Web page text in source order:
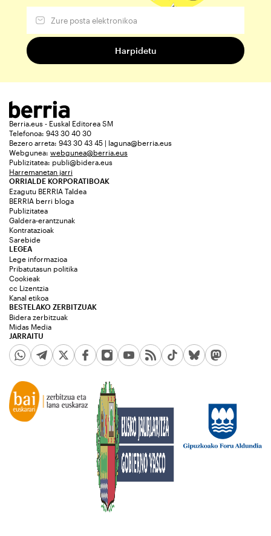
Berria.eus - Euskal Editorea SM
Telefonoa: 943 30 40 30
Bezero arreta: 943 30 43 45 | laguna@berria.eus
Webgunea: webgunea@berria.eus
Publizitatea: publi@bidera.eus
Harremanetan jarri
ORRIALDE KORPORATIBOAK
Ezagutu BERRIA Taldea
BERRIA berri bloga
Publizitatea
Galdera-erantzunak
Kontratazioak
Sarebide
JARRAITU
LEGEA
Lege informazioa
Pribatutasun politika
Cookieak
cc Lizentzia
Kanal etikoa
BESTELAKO ZERBITZUAK
Bidera zerbitzuak
Midas Media